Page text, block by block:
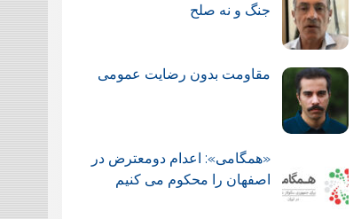
جنگ و نه صلح
مقاومت بدون رضایت عمومی
«همگامی»: اعدام دومعترض در
اصفهان را محکوم می کنیم